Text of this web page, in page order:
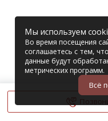
© 2006 – 2026 Prodiesel
Мы используем
Во время посещения
соглашаетесь с тем,
данные будут
метрических программ.
Всё